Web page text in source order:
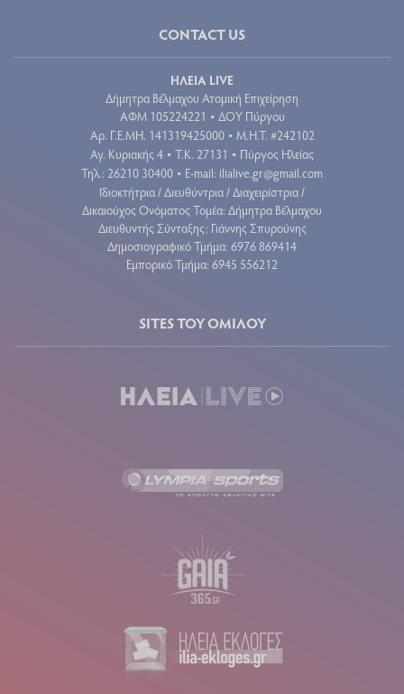
CONTACT US
ΗΛΕΙΑ LIVE
Δήμητρα Βέλμαχου Ατομική Επιχείρηση
ΑΦΜ 105224221 • ΔΟΥ Πύργου
Aρ. Γ.Ε.ΜΗ. 141319425000 • Μ.Η.Τ. #242102
Αγ. Κυριακής 4 • Τ.Κ. 27131 • Πύργος Ηλείας
Τηλ.: 26210 30400 • E-mail: ilialive.gr@gmail.com
Ιδιοκτήτρια / Διευθύντρια / Διαχειρίστρια /
Δικαιούχος Ονόματος Τομέα: Δήμητρα Βέλμαχου
Διευθυντής Σύνταξης: Γιάννης Σπυρούνης
Δημοσιογραφικό Τμήμα: 6976 869414
Εμπορικό Τμήμα: 6945 556212
SITES ΤΟΥ ΟΜΙΛΟΥ